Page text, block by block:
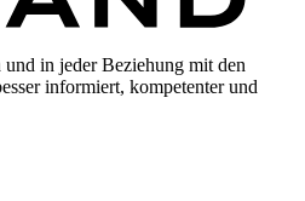
in jeder Beziehung mit den
informiert, kompetenter und